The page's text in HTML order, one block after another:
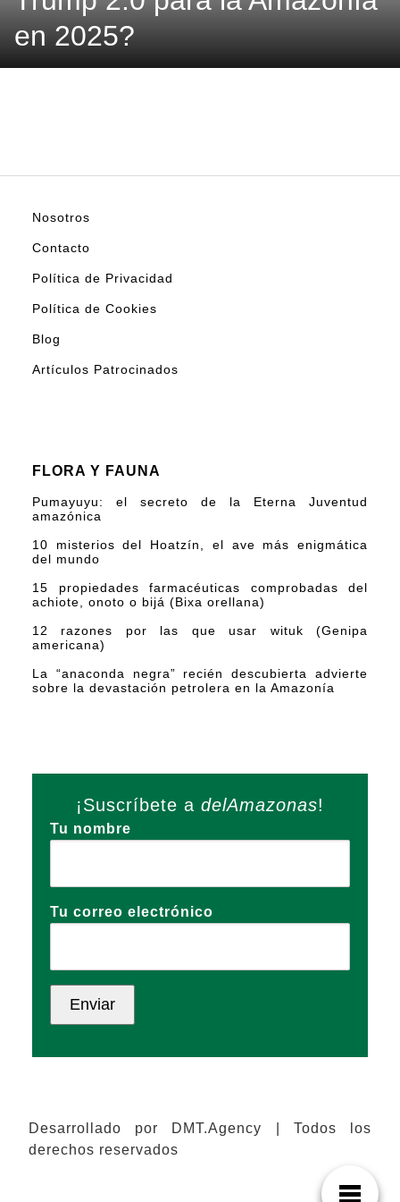
en 2025?
Nosotros
Contacto
Política de Privacidad
Política de Cookies
Blog
Artículos Patrocinados
FLORA Y FAUNA
Pumayuyu: el secreto de la Eterna Juventud
amazónica
10 misterios del Hoatzín, el ave más enigmática
del mundo
15 propiedades farmacéuticas comprobadas del
achiote, onoto o bijá (Bixa orellana)
12 razones por las que usar wituk (Genipa
americana)
La “anaconda negra” recién descubierta advierte
sobre la devastación petrolera en la Amazonía
¡Suscríbete a delAmazonas!
Tu nombre
Tu correo electrónico
Desarrollado por DMT.Agency | Todos los
derechos reservados